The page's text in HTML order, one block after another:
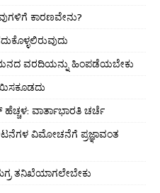
ಕಾರಣವೇನು?
ವರದಿಯನ್ನು ಹಿಂಪಡೆಯಬೇಕು
ವಾರ್ತಾಭಾರತಿ ಚರ್ಚೆ
ವಿಮೋಚನೆಗೆ ಪ್ರಜ್ಞಾವಂತ
ತನಿಖೆಯಾಗಲೇಬೇಕು